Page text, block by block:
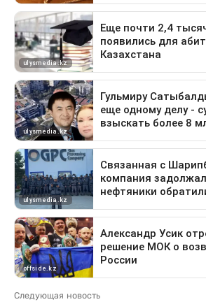
Следующая новость